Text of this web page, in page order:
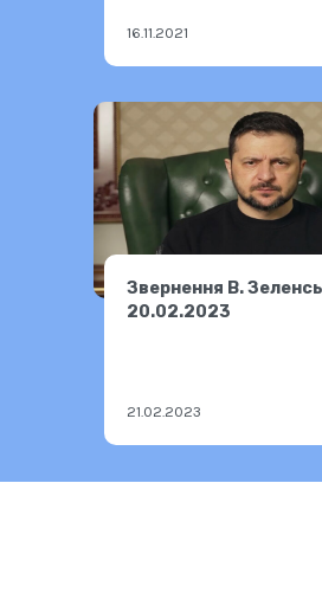
16.11.2021
Звернення В.
20.02.2023
21.02.2023